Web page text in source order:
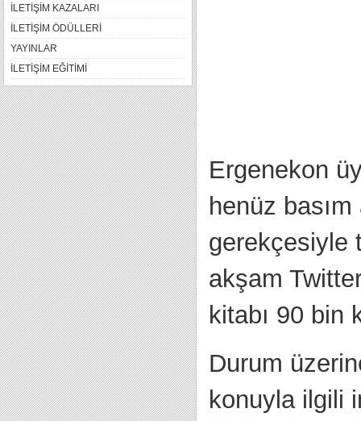
Ergenekon
henüz
gerekçesiyle
akşam
kitabı 90 bin
Durum
konuyla ilgili
İLETİŞİM KAZALARI
İLETİŞİM ÖDÜLLERİ
YAYINLAR
İLETİŞİM EĞİTİMİ